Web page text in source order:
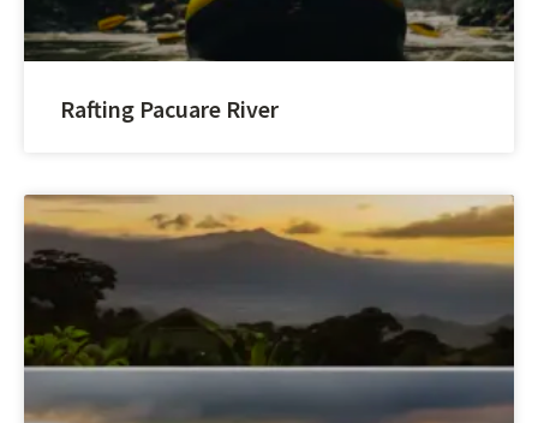
Rafting Pacuare River